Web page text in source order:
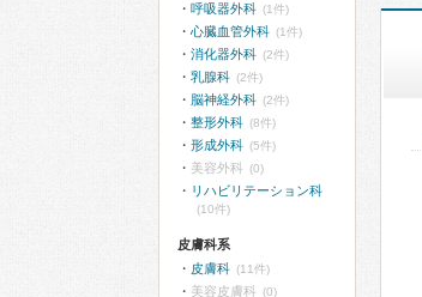
呼吸器外科 (1件)
心臓血管外科 (1件)
消化器外科 (2件)
乳腺科 (2件)
脳神経外科 (2件)
整形外科 (8件)
形成外科 (5件)
美容外科 (0)
リハビリテーション科
(10件)
皮膚科系
皮膚科 (11件)
美容皮膚科 (0)